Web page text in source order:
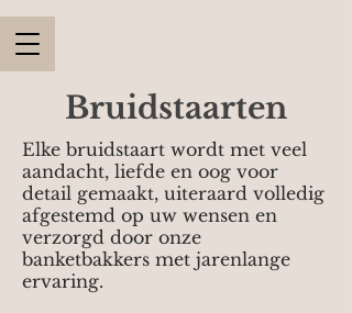
Bruidstaarten
Elke bruidstaart wordt met veel
aandacht, liefde en oog voor
detail gemaakt, uiteraard volledig
afgestemd op uw wensen en
verzorgd door onze
banketbakkers met jarenlange
ervaring.